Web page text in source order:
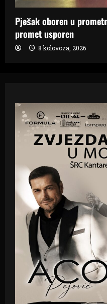
Pješak oboren u
promet usporen
8 kolovoza, 2026